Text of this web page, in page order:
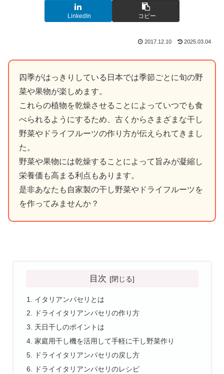
LinkedIn コピー
2017.12.10 2025.03.04
四季がはっきりしている日本では季節ごとに旬の野
菜や果物が楽しめます。
これらの植物を乾燥させることによっていつでも食
べられるようにするため、古くからさまざまな干し
野菜やドライフルーツの作り方が伝えられてきまし
た。
野菜や果物には乾燥することによって旨みが凝縮し
栄養価も高まる利点もあります。
是非あなたも自家製の干し野菜やドライフルーツを
を作ってみませんか？
目次
イタリアンパセリとは
ドライイタリアンパセリの作り方
天日干しのポイントは
家庭用干し機を活用して手軽に干し野菜作り
ドライイタリアンパセリの戻し方
ドライイタリアンパセリのレシピ